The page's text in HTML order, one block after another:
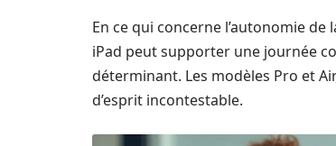
En ce qui concerne l’autonomie
iPad peut supporter une journée
déterminant. Les modèles Pro et
d’esprit incontestable.